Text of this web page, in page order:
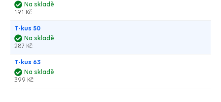
Na skladě
191 Kč
T-kus 50
Na skladě
287 Kč
T-kus 63
Na skladě
399 Kč